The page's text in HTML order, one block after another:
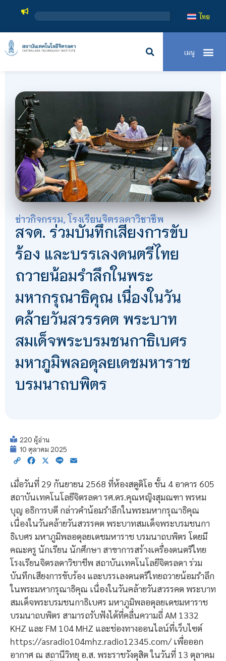
สถาบันเทคโนโลยีจิตรลด
ไทย
ข่าวกิจกรรม ,โรงเรียนจิตรลดาวิชาชีพ
สจด. ร่วมบันทึกเสียงการขับ
ร้อง และบรรเลงดนตรีไทย
ถวายน้อมรำลึกในพระ
มหากรุณาธิคุณ เนื่องในวัน
คล้ายวันสวรรคต พระบาท
สมเด็จพระบรมชนกาธิเบศร
มหาภูมิพลอดุลยเดชมหาราช
บรมนาถบพิตร
220 ผู้อ่าน
10 ตุลาคม 2025
Copy Facebook
X Line
เมื่อวันที่ 29 กันยายน 2568 ที่ห้องสตูดิโอ ชั้น 4 อาคาร 605
สถาบันเทคโนโลยีจิตรลดา รศ.ดร.คุณหญิงสุมณฑา พรหม
บุญ อธิการบดี กล่าวคำน้อมรำลึกในพระมหากรุณาธิคุณ
เนื่องในวันคล้ายวันสวรรคต พระบาทสมเด็จพระบรมชนกา
ธิเบศร มหาภูมิพลอดุลยเดชมหาราช บรมนาถบพิตร โดยมี
คณะครู นักเรียน นักศึกษา สาขาการสร้างเครื่องดนตรีไทย
โรงเรียนจิตรลดาวิชาชีพ สถาบันเทคโนโลยีจิตรลดา ร่วม
บันทึกเสียงการขับร้อง และบรรเลงดนตรีไทยถวายน้อมรำลึก
ในพระมหากรุณาธิคุณ เนื่องในวันคล้ายวันสวรรคต พระบาท
สมเด็จพระบรมชนกาธิเบศร มหาภูมิพลอดุลยเดชมหาราช
บรมนาถบพิตร สามารถรับฟังได้ที่คลื่นความถี่ AM 1332
KHZ และ FM 104 MHZ และช่องทางออนไลน์ที่เว็บไซต์
https://asradio104mhz.radio12345.com/ เพื่อออก
อากาศ ณ สถานีวิทยุ อ.ส. พระราชวังดุสิต ในวันที่ 13 ตุลาคม